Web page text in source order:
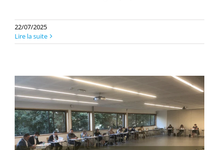
22/07/2025
Lire la suite